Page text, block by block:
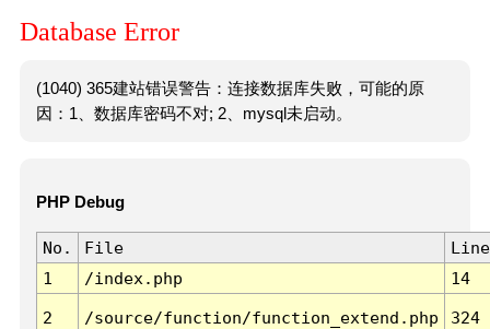
Database Error
(1040) 365建站错误警告：连接数据库失败，可能的原
因：1、数据库密码不对; 2、mysql未启动。
PHP Debug
No. File
Line
1
/index.php 14
2 /source/function/function_extend.php 324